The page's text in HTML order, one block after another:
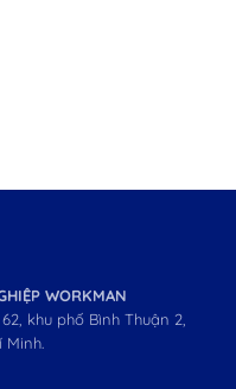
WORKMAN
khu phố Bình Thuận 2,
Minh.